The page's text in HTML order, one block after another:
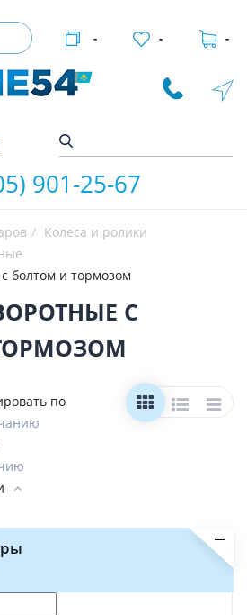
- - -
901-25-67
Колеса и ролики
болтом и тормозом
С
по